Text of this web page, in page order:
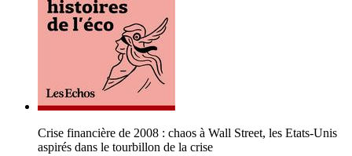
Crise financière de 2008 : chaos à Wall Street, les Etats-Unis
aspirés dans le tourbillon de la crise